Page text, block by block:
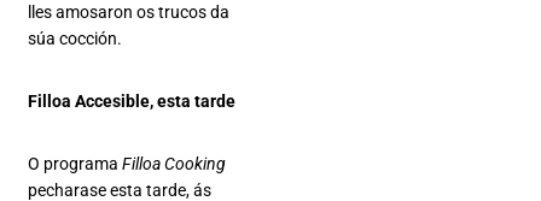
lles amosaron os trucos da
súa cocción.
Filloa Accesible, esta tarde
O programaFilloa Cooking
pecharase esta tarde, ás